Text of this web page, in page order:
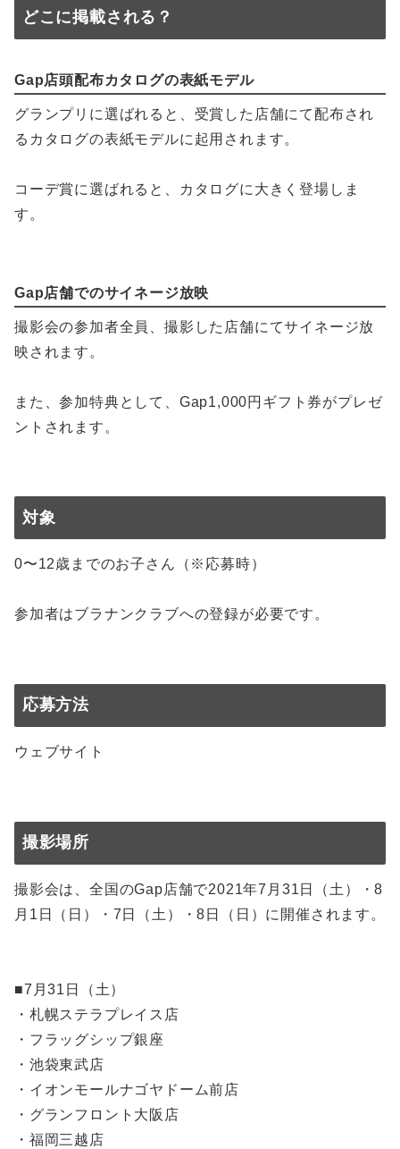
どこに掲載される？
Gap店頭配布カタログの表紙モデル
グランプリに選ばれると、受賞した店舗にて配布され
るカタログの表紙モデルに起用されます。
コーデ賞に選ばれると、カタログに大きく登場しま
す。
Gap店舗でのサイネージ放映
撮影会の参加者全員、撮影した店舗にてサイネージ放
映されます。
また、参加特典として、Gap1,000円ギフト券がプレゼ
ントされます。
対象
0〜12歳までのお子さん（※応募時）
参加者はブラナンクラブへの登録が必要です。
応募方法
ウェブサイト
撮影場所
撮影会は、全国のGap店舗で2021年7月31日（土）・8
月1日（日）・7日（土）・8日（日）に開催されます。
■7月31日（土）
・札幌ステラプレイス店
・フラッグシップ銀座
・池袋東武店
・イオンモールナゴヤドーム前店
・グランフロント大阪店
・福岡三越店